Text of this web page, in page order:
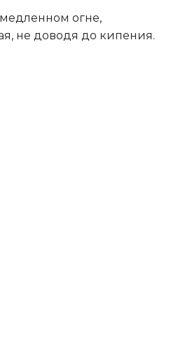
огне,
не доводя до кипения.